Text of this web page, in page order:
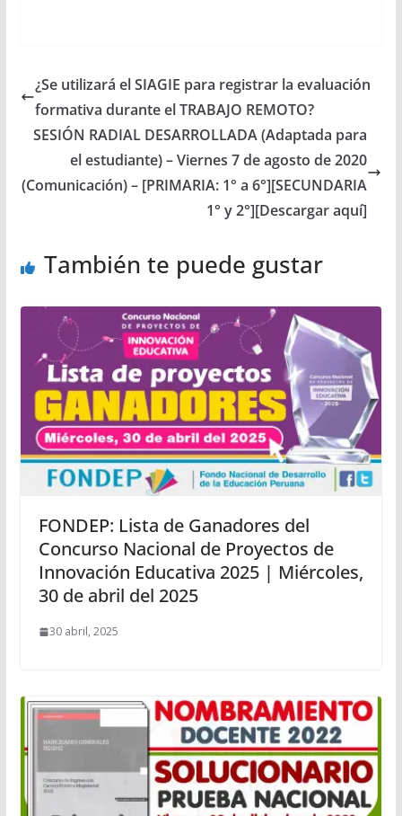
¿Se utilizará el SIAGIE para registrar la evaluación
formativa durante el TRABAJO REMOTO?
SESIÓN RADIAL DESARROLLADA (Adaptada para
el estudiante) – Viernes 7 de agosto de 2020
(Comunicación) – [PRIMARIA: 1° a 6°][SECUNDARIA
1° y 2°][Descargar aquí]
También te puede gustar
FONDEP: Lista de Ganadores del
Concurso Nacional de Proyectos de
Innovación Educativa 2025 | Miércoles,
30 de abril del 2025
30 abril, 2025